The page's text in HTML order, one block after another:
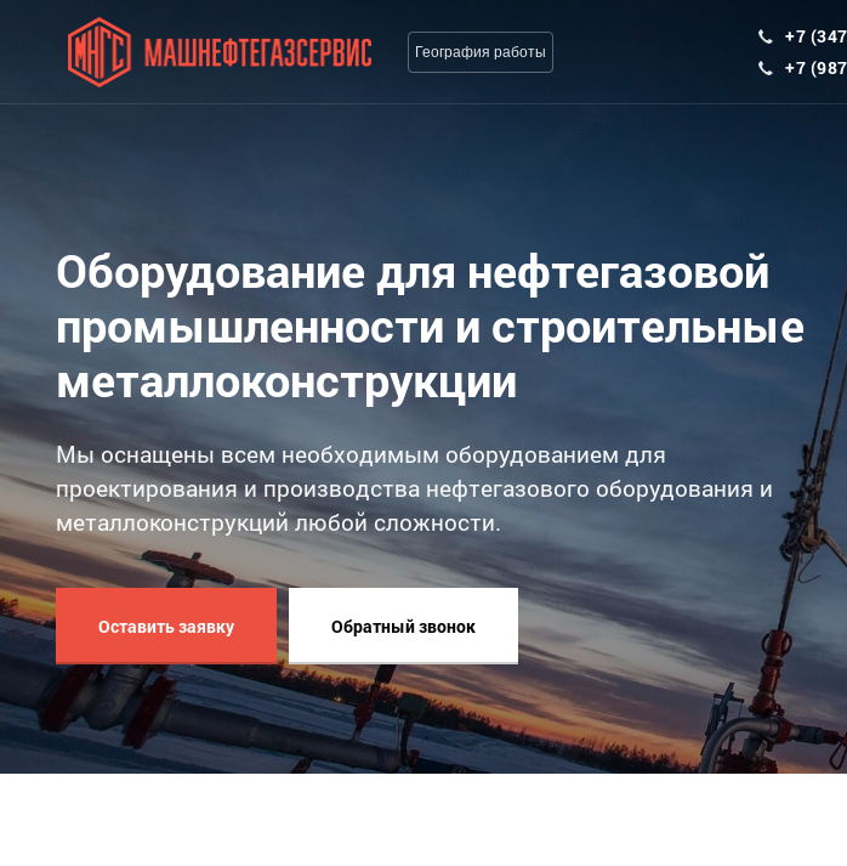
География работы
+7
+7
Оборудование для нефтегазовой
промышленности и строительные
металлоконструкции
Мы оснащены всем необходимым оборудованием для
проектирования и производства нефтегазового оборудования и
металлоконструкций любой сложности.
Оставить заявку Обратный звонок